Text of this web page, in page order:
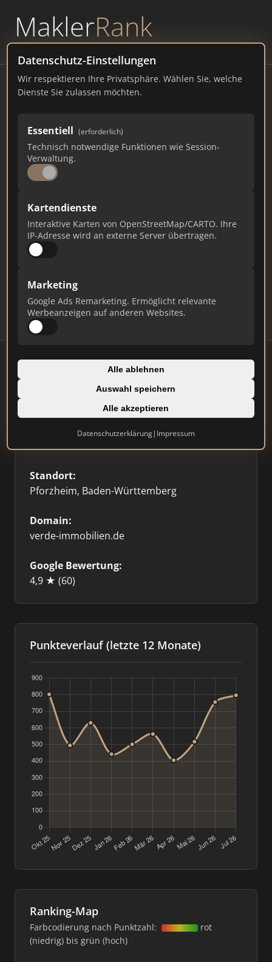
MaklerRank
powered byWAVEPOINT
Datenschutz-Einstellungen
Wir respektieren Ihre Privatsphäre. Wählen Sie, welche
Dienste Sie zulassen möchten.
Essentiell (erforderlich)
Technisch notwendige Funktionen wie Session-
Verwaltung.
Kartendienste
Interaktive Karten von OpenStreetMap/CARTO. Ihre
IP-Adresse wird an externe Server übertragen.
Marketing
Google Ads Remarketing. Ermöglicht relevante
Werbeanzeigen auf anderen Websites.
Alle ablehnen
Auswahl speichern
Alle akzeptieren
Datenschutzerklärung| Impressum
VERDE Immobilien e.K.
verde-immobilien.de
797
Ist das Ihr Unternehmen?
Verifizieren Sie Ihr Profil, bearbeiten Sie Ihre
Updates.
Profil beanspruchen
⭐ Etabliert
Einzelner Makler
Standort:
Pforzheim, Baden-Württemberg
Domain:
verde-immobilien.de
Google Bewertung:
4,9 ★ (60)
Punkteverlauf (letzte 12 Monate)
Ranking-Map
Farbcodierung nach Punktzahl:
rot
(niedrig) bis grün (hoch)